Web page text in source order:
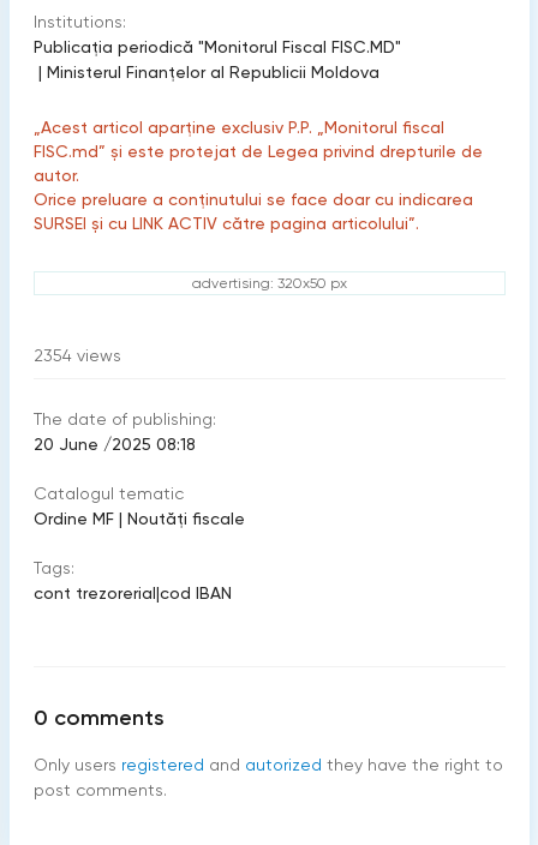
Institutions:
Publicaţia periodică "Monitorul Fiscal FISC.MD"
| Ministerul Finanțelor al Republicii Moldova
„Acest articol aparține exclusiv P.P. „Monitorul fiscal
FISC.md” și este protejat de Legea privind drepturile de
autor.
Orice preluare a conținutului se face doar cu indicarea
SURSEI și cu LINK ACTIV către pagina articolului”.
advertising: 320x50 px
2354 views
The date of publishing:
20 June /2025 08:18
Catalogul tematic
Ordine MF | Noutăți fiscale
Tags:
cont trezorerial|cod IBAN
0 comments
Only users registered and autorized they have the right to
post comments.